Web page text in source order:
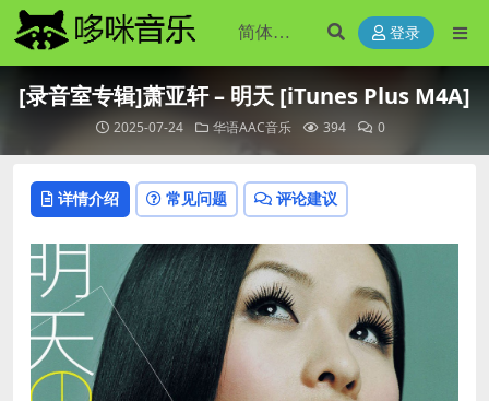
登录
[录音室专辑]萧亚轩 – 明天 [iTunes Plus M4A]
2025-07-24 华语AAC音乐 394 0
详情介绍 常见问题 评论建议